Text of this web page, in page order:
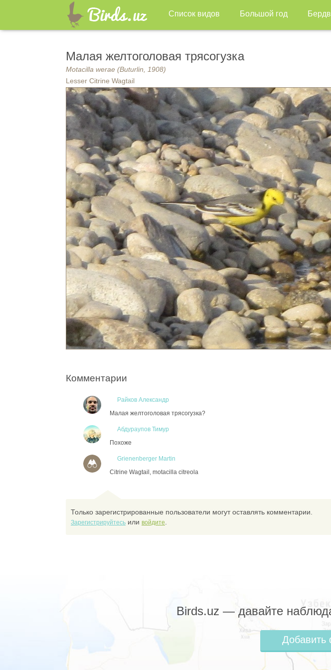
Список видов Большой год
Малая желтоголовая трясогузка
Motacilla werae (Buturlin, 1908)
Lesser Citrine Wagtail
Комментарии
Райков Александр
Малая желтоголовая трясогузка?
Абдураупов Тимур
Похоже
Grienenberger Martin
Citrine Wagtail, motacilla citreola
Только зарегистрированные пользователи могут оставлять комментарии.
Зарегистрируйтесь или войдите
Birds.uz — давайте
Добавить